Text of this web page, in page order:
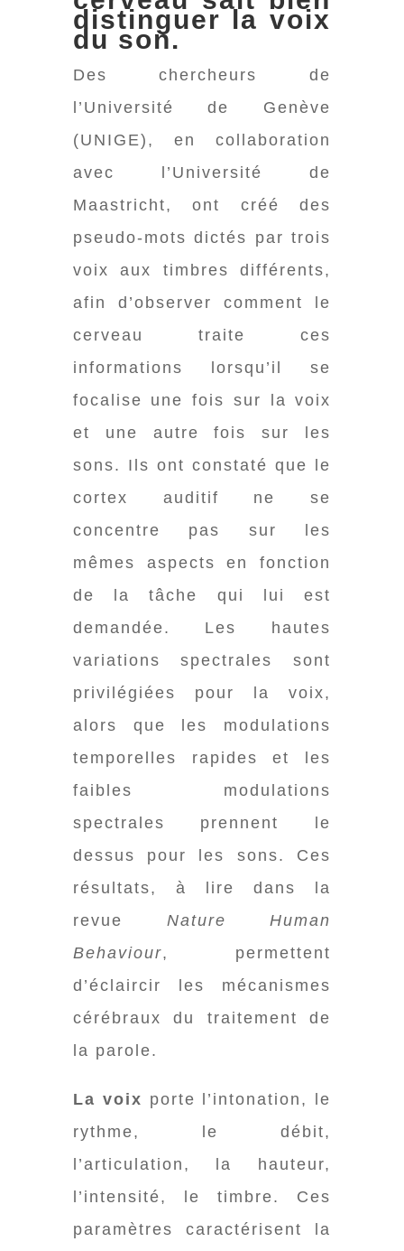
distinguer la voix
du son.
Des chercheurs de
l’Université de Genève
(UNIGE), en collaboration
avec l’Université de
Maastricht, ont créé des
pseudo-mots dictés par trois
voix aux timbres différents,
afin d’observer comment le
cerveau traite ces
informations lorsqu’il se
focalise une fois sur la voix
et une autre fois sur les
sons. Ils ont constaté que le
cortex auditif ne se
concentre pas sur les
mêmes aspects en fonction
de la tâche qui lui est
demandée. Les hautes
variations spectrales sont
privilégiées pour la voix,
alors que les modulations
temporelles rapides et les
faibles modulations
spectrales prennent le
dessus pour les sons. Ces
résultats, à lire dans la
revue Nature Human
Behaviour, permettent
d’éclaircir les mécanismes
cérébraux du traitement de
la parole.
La voix porte l’intonation, le
rythme, le débit,
l’articulation, la hauteur,
l’intensité, le timbre. Ces
paramètres caractérisent la